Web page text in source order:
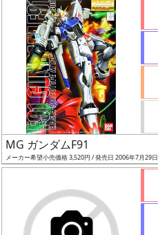
格
改
MG ガンダムF91
メーカー希望小売価格 3,520円 / 発売日 2006年7月29日